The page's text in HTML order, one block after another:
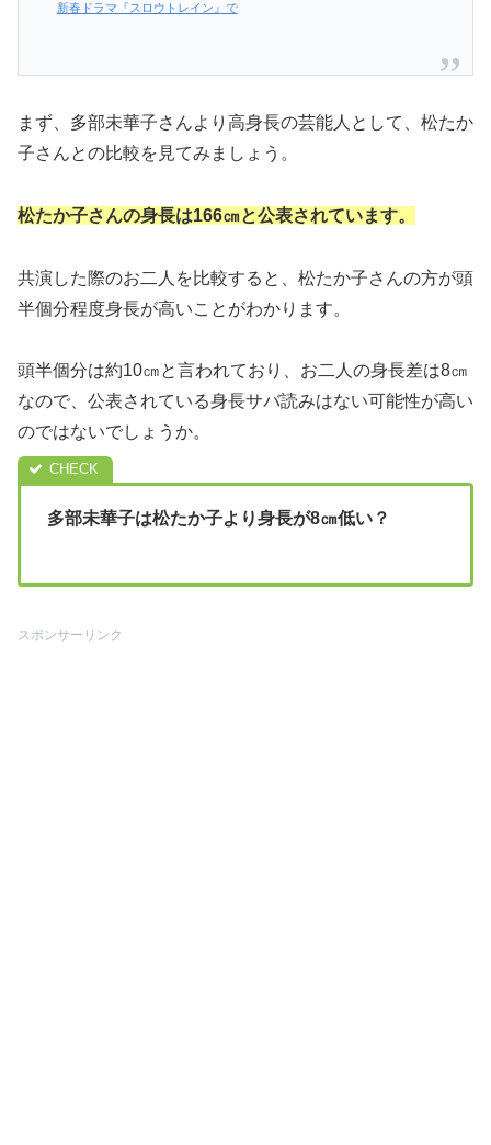
新春ドラマ『スロウトレイン』で
まず、多部未華子さんより高身長の芸能人として、松たか
子さんとの比較を見てみましょう。
松たか子さんの身長は166㎝と公表されています。
共演した際のお二人を比較すると、松たか子さんの方が頭
半個分程度身長が高いことがわかります。
頭半個分は約10㎝と言われており、お二人の身長差は8㎝
なので、公表されている身長サバ読みはない可能性が高い
のではないでしょうか。
多部未華子は松たか子より身長が8㎝低い？
スポンサーリンク